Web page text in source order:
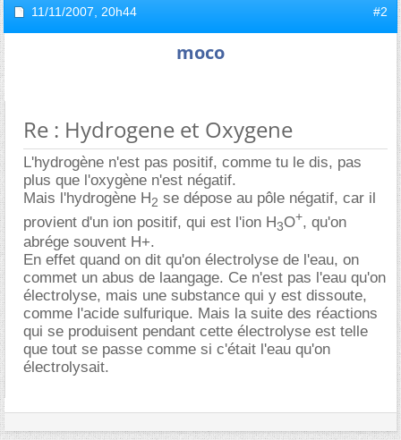
11/11/2007, 20h44 #2
moco
Re : Hydrogene et Oxygene
L'hydrogène n'est pas positif, comme tu le dis, pas
plus que l'oxygène n'est négatif.
Mais l'hydrogène H2 se dépose au pôle négatif, car il
provient d'un ion positif, qui est l'ion H3O+, qu'on
abrége souvent H+.
En effet quand on dit qu'on électrolyse de l'eau, on
commet un abus de laangage. Ce n'est pas l'eau qu'on
électrolyse, mais une substance qui y est dissoute,
comme l'acide sulfurique. Mais la suite des réactions
qui se produisent pendant cette électrolyse est telle
que tout se passe comme si c'était l'eau qu'on
électrolysait.